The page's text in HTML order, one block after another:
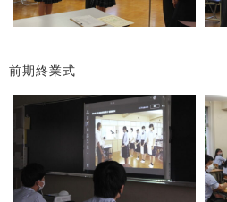
前期終業式